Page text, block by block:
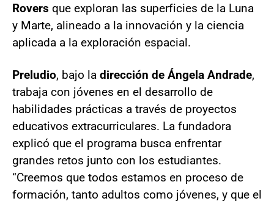
Rovers que exploran las superficies de la Luna
y Marte, alineado a la innovación y la ciencia
aplicada a la exploración espacial.
Preludio, bajo la dirección de Ángela Andrade,
trabaja con jóvenes en el desarrollo de
habilidades prácticas a través de proyectos
educativos extracurriculares. La fundadora
explicó que el programa busca enfrentar
grandes retos junto con los estudiantes.
“Creemos que todos estamos en proceso de
formación, tanto adultos como jóvenes, y que el